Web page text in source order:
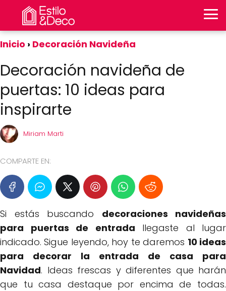
Inicio Decoración Navideña
Decoración navideña de
puertas: 10 ideas para
inspirarte
Miriam Marti
COMPARTE EN:
Si estás buscando decoraciones navideñas
para puertas de entrada llegaste al lugar
indicado. Sigue leyendo, hoy te daremos 10 ideas
para decorar la entrada de casa para
Navidad. Ideas frescas y diferentes que harán
que tu casa destaque por encima de todas.